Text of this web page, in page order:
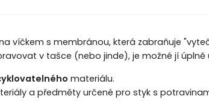
víčkem s membránou, která zabraňuje
v tašce (nebo jinde), je možné jí úplně
materiálu.
a předměty určené pro styk s